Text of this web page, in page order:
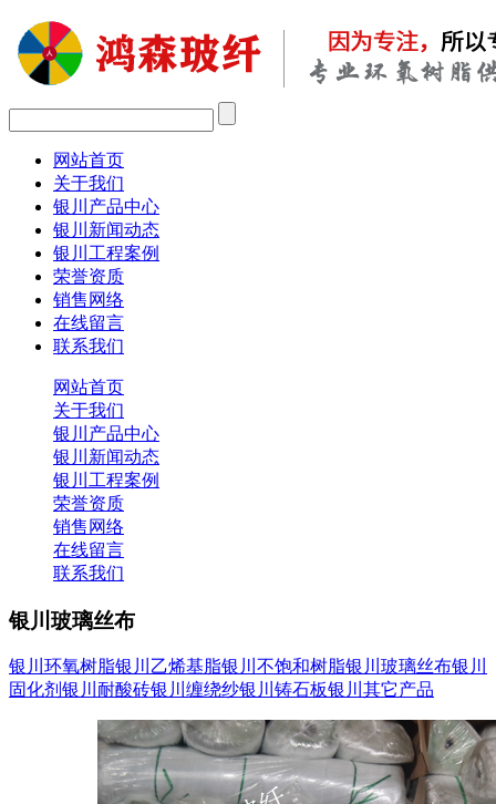
网站首页
关于我们
银川产品中心
银川新闻动态
银川工程案例
荣誉资质
销售网络
在线留言
联系我们
网站首页
关于我们
银川产品中心
银川新闻动态
银川工程案例
荣誉资质
销售网络
在线留言
联系我们
银川玻璃丝布
银川环氧树脂银川乙烯基脂银川不饱和树脂银川玻璃丝布银川
固化剂 银川耐酸砖银川缠绕纱银川铸石板银川其它产品